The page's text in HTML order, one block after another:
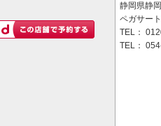
静岡県静
ペガサー
TEL：
TEL：